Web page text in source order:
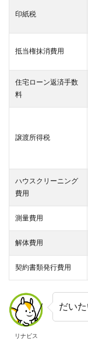
印紙税
抵当権抹消費用
住宅ローン返済手数
料
譲渡所得税
ハウスクリーニング
費用
測量費用
解体費用
契約書類発行費用
リナビス
だい